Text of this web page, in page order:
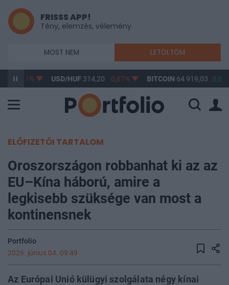
FRISSS APP!
Tény, elemzés, vélemény
MOST NEM LETÖLTÖM
-0,61% USD/HUF314,20 -0,87% BITCOIN64 919,03 0,05%
ELŐFIZETŐI TARTALOM
Oroszországon robbanhat ki az az
EU–Kína háború, amire a
legkisebb szüksége van most a
kontinensnek
Portfolio
2026. június 04. 09:49
Az Európai Unió külügyi szolgálata négy kínai